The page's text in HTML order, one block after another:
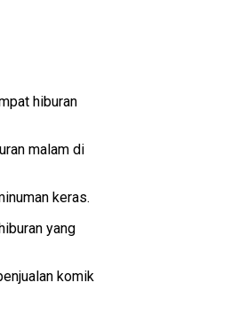
hiburan
malam di
keras.
yang
komik